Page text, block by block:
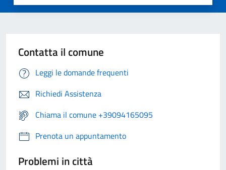
Contatta il comune
Leggi le domande frequenti
Richiedi Assistenza
Chiama il comune +39094165095
Prenota un appuntamento
Problemi in città